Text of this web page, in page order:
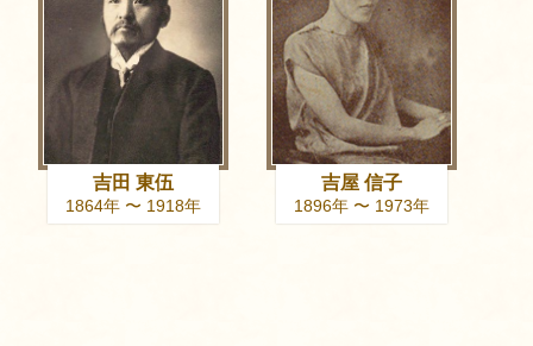
吉田 東伍
1864年 〜 1918年
吉屋 信子
1896年 〜 1973年